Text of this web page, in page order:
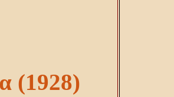
(1928)